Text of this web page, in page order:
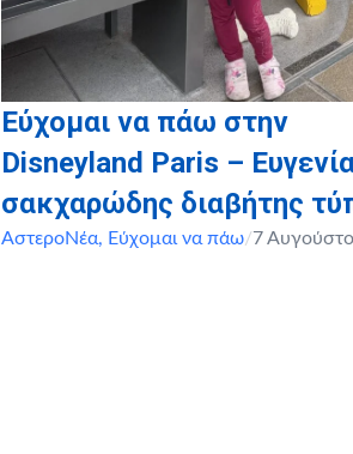
Εύχομαι να πάω στην
Disneyland Paris –
σακχαρώδης διαβήτης
ΑστεροΝέα, Εύχομαι να πάω/7